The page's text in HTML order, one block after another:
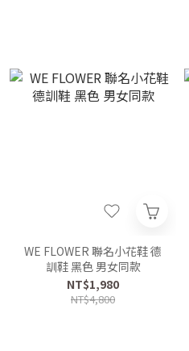
WE FLOWER 聯名小花鞋 德
訓鞋 黑色 男女同款
NT$1,980
NT$4,800